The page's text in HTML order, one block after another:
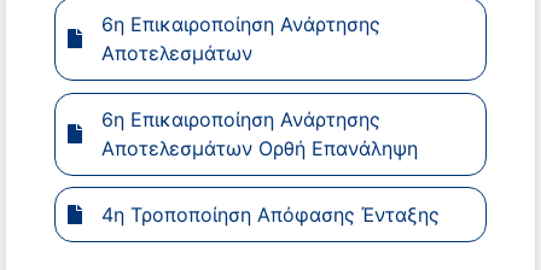
6η Επικαιροποίηση Ανάρτησης
Αποτελεσμάτων
6η Επικαιροποίηση Ανάρτησης
Αποτελεσμάτων Ορθή Επανάληψη
4η Τροποποίηση Απόφασης Ένταξης